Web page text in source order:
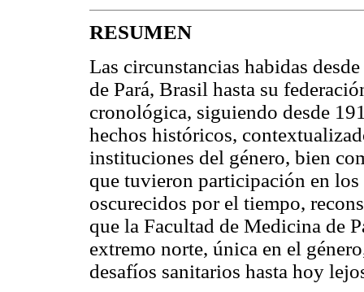
RESUMEN
Las circunstancias habidas
de Pará, Brasil hasta su
cronológica, siguiendo desde
hechos históricos,
instituciones del género, bien
que tuvieron participación en
oscurecidos por el tiempo,
que la Facultad de Medicina de
extremo norte, única en el
desafíos sanitarios hasta hoy